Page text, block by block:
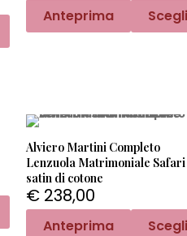
Anteprima Scegli
Alviero Martini Completo
Lenzuola Matrimoniale
satin di cotone
€ 238,00
Anteprima Scegli